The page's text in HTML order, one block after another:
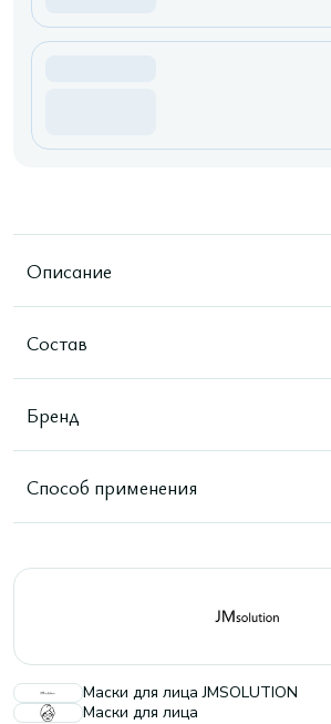
Описание
Состав
Бренд
Способ применения
Маски для лица JMSOLUTION
Маски для лица